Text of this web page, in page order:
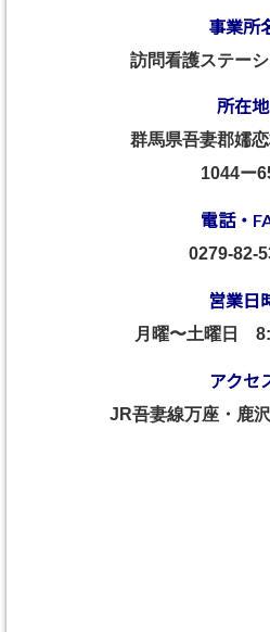
事業所
訪問看護ステー
所在地
群馬県吾妻郡嬬
1044ー
電話・
0279-82-
営業日
月曜〜土曜日
アクセ
JR吾妻線万座・鹿